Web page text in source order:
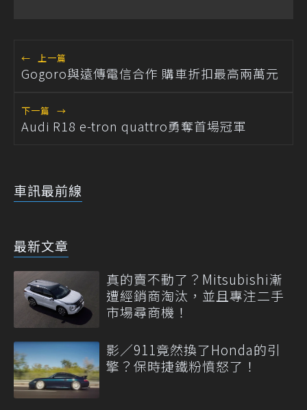
← 上一篇
Gogoro與遠傳電信合作 購車折扣最高兩萬元
下一篇 →
Audi R18 e-tron quattro勇奪首場冠軍
車訊最前線
最新文章
真的賣不動了？Mitsubishi漸
遭經銷商淘汰，並且專注二手
市場尋商機！
影／911竟然換了Honda的引
擎？保時捷鐵粉憤怒了！